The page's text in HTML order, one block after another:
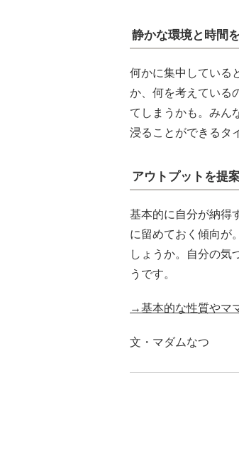
静かな環境と時間を
何かに集中している
か、何を考えている
てしまうかも。みん
浸ることができるタ
アウトプットを提
基本的に自分が納得
に留めておく傾向が
しょうか。自分の気
うです。
→基本的な性質やマ
文・マダムなつ